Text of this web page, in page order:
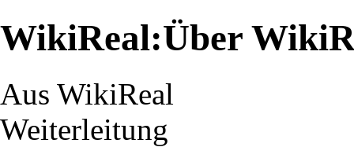
WikiReal:Über
Aus WikiReal
Weiterleitung